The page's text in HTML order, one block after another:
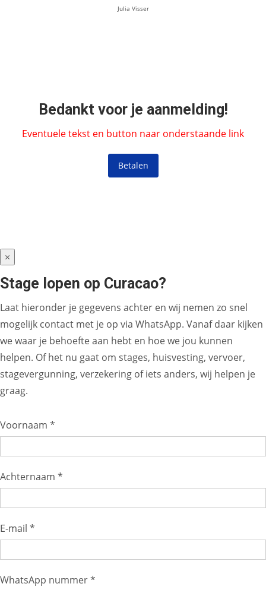
Julia Visser
Bedankt voor je aanmelding!
Eventuele tekst en button naar onderstaande link
Betalen
×
Stage lopen op Curacao?
Laat hieronder je gegevens achter en wij nemen zo snel
mogelijk contact met je op via WhatsApp. Vanaf daar kijken
we waar je behoefte aan hebt en hoe we jou kunnen
helpen. Of het nu gaat om stages, huisvesting, vervoer,
stagevergunning, verzekering of iets anders, wij helpen je
graag.
Voornaam *
Achternaam *
E-mail *
WhatsApp nummer *